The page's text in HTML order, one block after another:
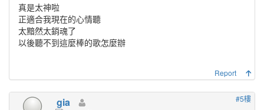
真是太神啦
正適合我現在的心情聽
太黯然太銷魂了
以後聽不到這麼棒的歌怎麼辦
Report
#5樓
gia